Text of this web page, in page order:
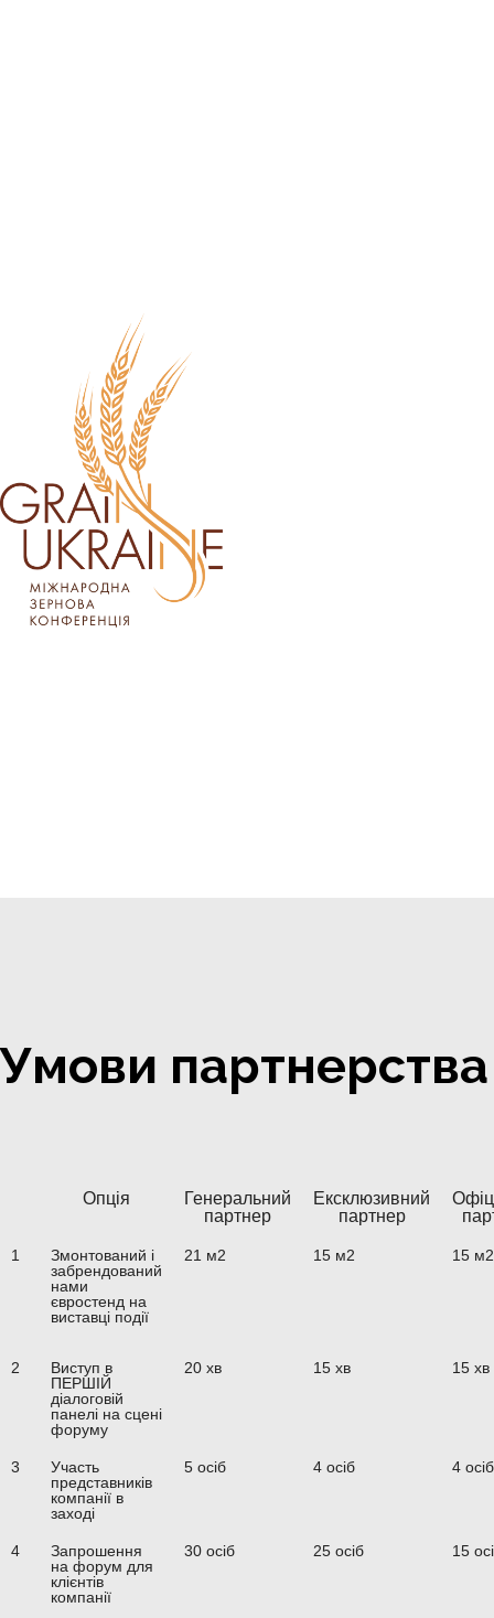
Умови партнерства
Опція
Генеральний
партнер
Ексклюзивний
партнер
1
Змонтований і
забрендований
нами
євростенд на
виставці події
21 м2 15 м2 15 м2
2
Виступ в
ПЕРШІЙ
діалоговій
панелі на сцені
форуму
20 хв 15 хв 15 хв
3
Участь
представників
компанії в
заході
5 осіб 4 осіб 4 осіб
4
Запрошення
на форум для
клієнтів
компанії
30 осіб 25 осіб 15